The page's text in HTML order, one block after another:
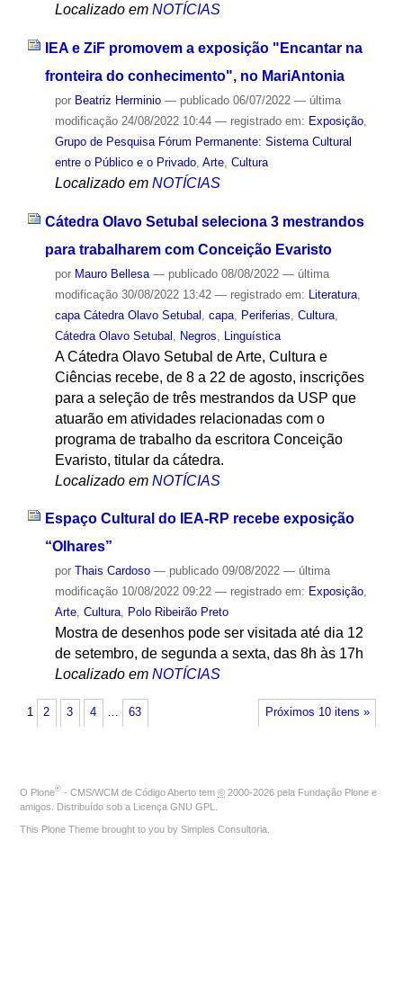
Localizado em NOTÍCIAS
IEA e ZiF promovem a exposição "Encantar na
fronteira do conhecimento", no MariAntonia
por Beatriz Herminio — publicado06/07/2022 — última
modificação24/08/2022 10:44 — registrado em: Exposição,
Grupo de Pesquisa Fórum Permanente: Sistema Cultural
entre o Público e o Privado, Arte, Cultura
Localizado em NOTÍCIAS
Cátedra Olavo Setubal seleciona 3 mestrandos
para trabalharem com Conceição Evaristo
por Mauro Bellesa — publicado08/08/2022 — última
modificação30/08/2022 13:42 — registrado em: Literatura,
capa Cátedra Olavo Setubal capa, Periferias Cultura,
Cátedra Olavo Setubal
Negros Linguística
A Cátedra Olavo Setubal de Arte, Cultura e
Ciências recebe, de 8 a 22 de agosto, inscrições
para a seleção de três mestrandos da USP que
atuarão em atividades relacionadas com o
programa de trabalho da escritora Conceição
Evaristo, titular da cátedra.
Localizado em NOTÍCIAS
Espaço Cultural do IEA-RP recebe exposição
“Olhares”
por Thais Cardoso — publicado09/08/2022 — última
modificação10/08/2022 09:22 — registrado em: Exposição,
Arte, Cultura, Polo Ribeirão Preto
Mostra de desenhos pode ser visitada até dia 12
de setembro, de segunda a sexta, das 8h às 17h
Localizado em NOTÍCIAS
Próximos 10 itens »
1 2 3 4 … 63
O Plone® - CMS/WCM de Código Aberto tem © 2000-2026 pela Fundação Plone e
amigos. Distribuído sob a Licença GNU GPL
This Plone Theme brought to you by Simples Consultoria